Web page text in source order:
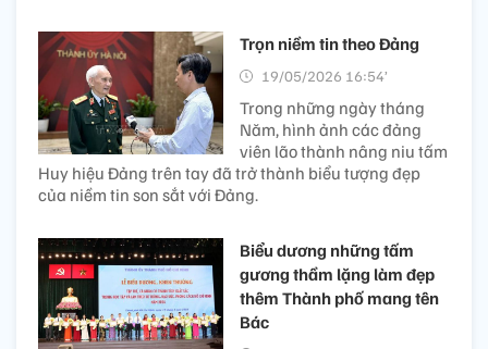
Trọn niềm tin theo Đảng
19/05/2026 16:54’
Trong những ngày tháng
Năm, hình ảnh các đảng
viên lão thành nâng niu tấm
Huy hiệu Đảng trên tay đã trở thành biểu tượng đẹp
của niềm tin son sắt với Đảng.
Biểu dương những tấm
gương thầm lặng làm đẹp
thêm Thành phố mang tên
Bác